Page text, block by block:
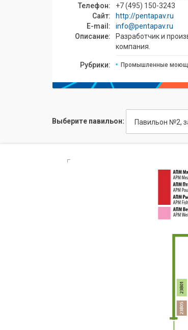
Телефон:
+7 (495) 150-3243
Сайт:
http://pentapav.ru
E-mail:
info@pentapav.ru
Описание:
Разработчик и
компания.
Рубрики: Промышленные
Выберите павильон: Павильон №2,